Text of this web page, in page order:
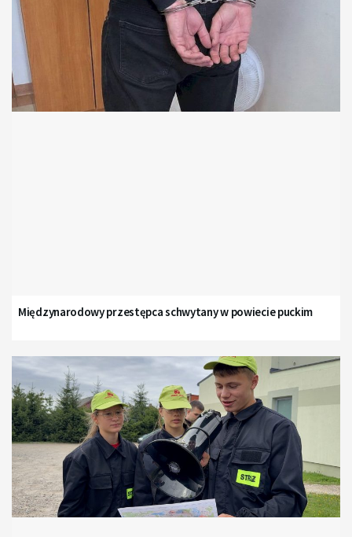
Międzynarodowy przestępca schwytany w powiecie puckim